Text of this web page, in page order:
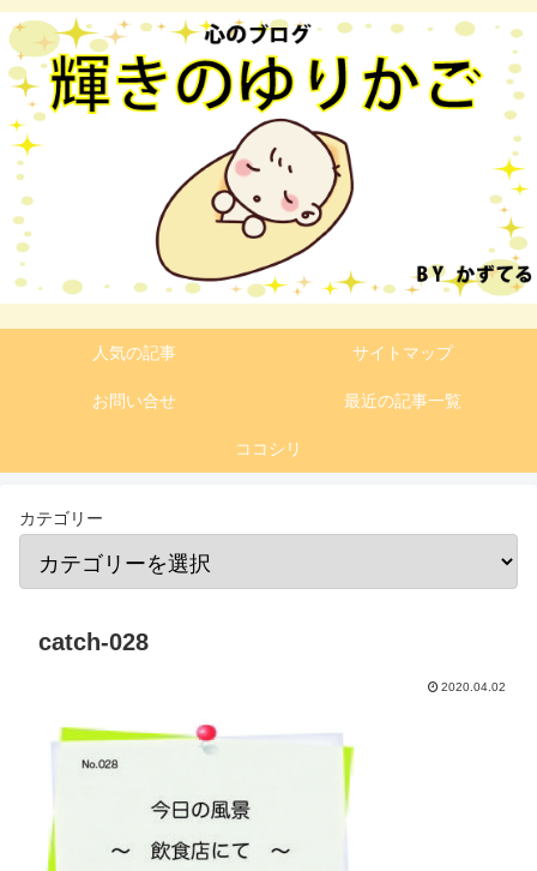
人気の記事 サイトマップ
お問い合せ 最近の記事一覧
ココシリ
カテゴリー
catch-028
2020.04.02